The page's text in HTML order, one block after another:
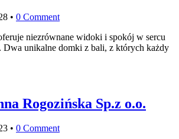
• 0 Comment
niezrównane widoki i spokój w sercu
Dwa unikalne domki z bali, z których każdy
Rogozińska Sp.z o.o.
• 0 Comment